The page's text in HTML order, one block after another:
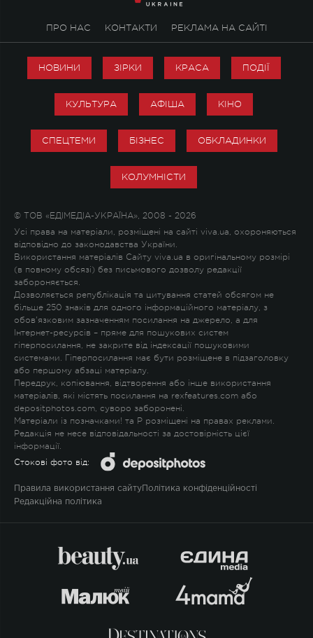
ПРО НАС КОНТАКТИ РЕКЛАМА НА САЙТІ
НОВИНИ ЗІРКИ КРАСА ПОДІЇ
КУЛЬТУРА АФІША КІНО
СПЕЦТЕМИ БІЗНЕС ОБКЛАДИНКИ
КОЛУМНІСТИ
© ТОВ «ЕДІМЕДІА-УКРАЇНА», 2008 - 2026
Усі права на матеріали, розміщені на сайті viva.ua, охороняються
відповідно до законодавства України.
Використання матеріалів Сайту viva.ua в оригінальному розмірі
(в повному обсязі) без письмового дозволу редакції
забороняється.
Дозволяється републікація та цитування статей обсягом не
більше 250 знаків для одного інформаційного матеріалу, з
обов'язковим зазначенням посилання на джерело, а для
Інтернет-ресурсів – пряме для пошукових систем
гіперпосилання, не закрите від індексації пошуковими
системами. Гіперпосилання має бути розміщене в підзаголовку
або першому абзаці матеріалу.
Передрук, копіювання, відтворення або інше використання
матеріалів, які містять посилання на rexfeatures.com або
depositphotos.com, суворо заборонені.
Матеріали із позначками! та P розміщені на правах реклами.
Редакція не несе відповідальності за достовірність цієї
інформації.
Стокові фото від:
Правила використання сайту Політика конфіденційності
Редакційна політика